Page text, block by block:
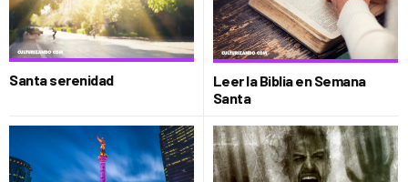
Santa serenidad
Leer la Biblia en Semana
Santa